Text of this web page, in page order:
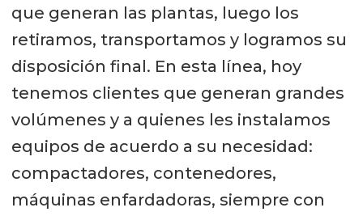
que generan las plantas, luego los
retiramos, transportamos y logramos su
disposición final. En esta línea, hoy
tenemos clientes que generan grandes
volúmenes y a quienes les instalamos
equipos de acuerdo a su necesidad:
compactadores, contenedores,
máquinas enfardadoras, siempre con